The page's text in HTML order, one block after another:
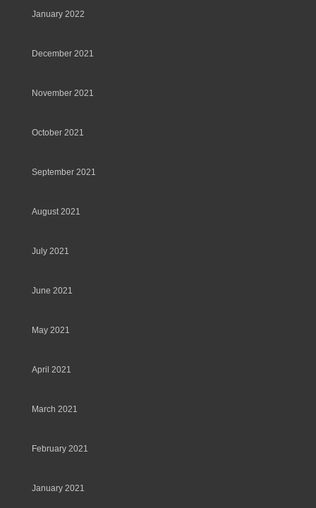
January 2022
December 2021
November 2021
October 2021
September 2021
August 2021
July 2021
June 2021
May 2021
April 2021
March 2021
February 2021
January 2021